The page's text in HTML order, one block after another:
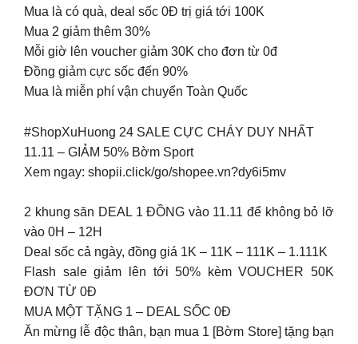
Mua là có quà, deal sốc 0Đ trị giá tới 100K
Mua 2 giảm thêm 30%
Mỗi giờ lên voucher giảm 30K cho đơn từ 0đ
Đồng giảm cực sốc đến 90%
Mua là miễn phí vận chuyển Toàn Quốc
#ShopXuHuong 24 SALE CỰC CHÁY DUY NHẤT
11.11 – GIẢM 50% Bờm Sport
Xem ngay: shopii.click/go/shopee.vn?dy6i5mv
2 khung săn DEAL 1 ĐỒNG vào 11.11 để không bỏ lỡ
vào 0H – 12H
Deal sốc cả ngày, đồng giá 1K – 11K – 111K – 1.111K
Flash sale giảm lên tới 50% kèm VOUCHER 50K
ĐƠN TỪ 0Đ
MUA MỘT TẶNG 1 – DEAL SỐC 0Đ
Ăn mừng lễ độc thân, bạn mua 1 [Bờm Store] tặng bạn